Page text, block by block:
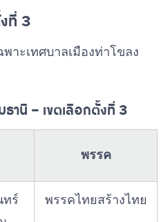
ด
พรรคพลังประชารัฐ
ศ
น
ณ
ที่ 3
าะเทศบาลเมืองท่าโขลง
านี – เขตเลือกตั้งที่ 3
พรรค
ร์
พรรคไทยสร้างไทย